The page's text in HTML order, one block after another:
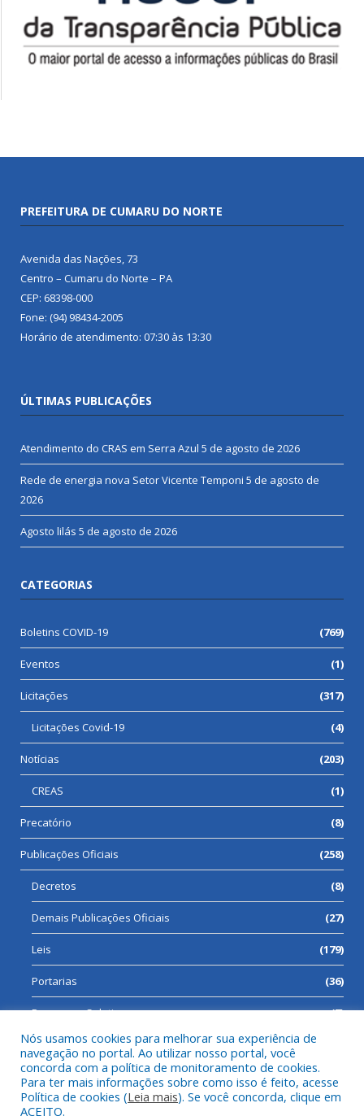
PREFEITURA DE CUMARU DO NORTE
Avenida das Nações, 73
Centro – Cumaru do Norte – PA
CEP: 68398-000
Fone: (94) 98434-2005
Horário de atendimento: 07:30 às 13:30
ÚLTIMAS PUBLICAÇÕES
Atendimento do CRAS em Serra Azul 5 de agosto de 2026
Rede de energia nova Setor Vicente Temponi 5 de agosto de
2026
Agosto lilás 5 de agosto de 2026
CATEGORIAS
Boletins COVID-19 (769)
Eventos (1)
Licitações (317)
Licitações Covid-19 (4)
Notícias (203)
CREAS (1)
Precatório (8)
Publicações Oficiais (258)
Decretos (8)
Demais Publicações Oficiais (27)
Leis (179)
Portarias (36)
Processos Seletivos (7)
Todos os direitos reservados a Prefeitura Municipal de Cumaru
do Norte.
Nós usamos cookies para melhorar sua experiência de
navegação no portal. Ao utilizar nosso portal, você
concorda com a política de monitoramento de cookies.
Para ter mais informações sobre como isso é feito, acesse
Política de cookies (Leia mais). Se você concorda, clique em
ACEITO.